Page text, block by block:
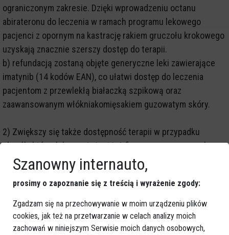
ograniczonym zakresie. Dzięki wprowadzeniu octanu
abirateronu do leczenia w ramach programu lekowego
pacjenci z opornym na kastrację rakiem gruczołu krokowego
uzyskają znacznie szerszy dostęp do terapii.
b) refundacją zostaną objęte generyczne leki zawierające
imatynib (14 kodów EAN), co ułatwi dostęp do leczenia
pacjentom z przewlekłą białaczką szpikową oraz
zaawansowanym włókniakomięsakiem guzowatym skóry.
2) Zwiększy się także dostępność terapii w przypadku
chorób, których leczenie jest już finansowane w ramach
programów lekowych i chemioterapii:
a) zmieni się opis programu lekowego Leczenie pierwotnych
niedoborów odporności u dzieci, co pozwoli na
dostosowanie treści programu do aktualnych wytycznych
terapeutycznych. Wprowadzone zmiany zostały pozytywnie
ocenione przez ekspertów klinicznych, ich zasadność
Szanowny internauto,
prosimy o zapoznanie się z treścią i wyrażenie zgody:
Zgadzam się na przechowywanie w moim urządzeniu plików
cookies, jak też na przetwarzanie w celach analizy moich
zachowań w niniejszym Serwisie moich danych osobowych,